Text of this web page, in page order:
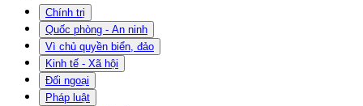
Chính trị
Quốc phòng - An ninh
Vì chủ quyền biển, đảo
Kinh tế - Xã hội
Đối ngoại
Pháp luật